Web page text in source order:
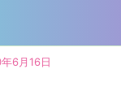
6月16日